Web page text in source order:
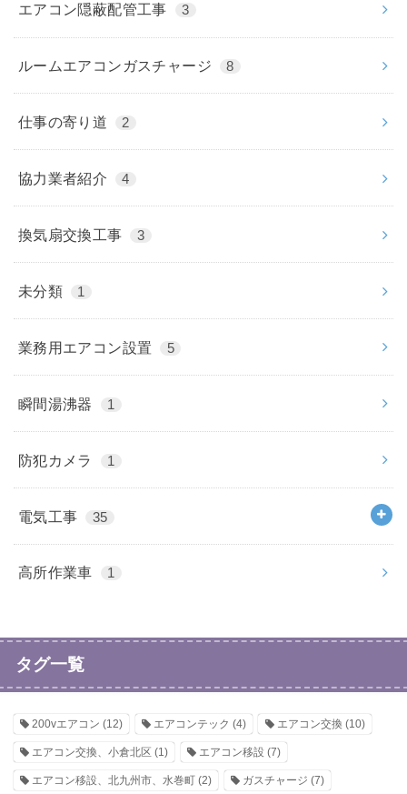
エアコン隠蔽配管工事 3
ルームエアコンガスチャージ 8
仕事の寄り道 2
協力業者紹介 4
換気扇交換工事 3
未分類 1
業務用エアコン設置 5
瞬間湯沸器 1
防犯カメラ 1
電気工事 35
高所作業車 1
タグ一覧
200vエアコン (12) エアコンテック (4) エアコン交換 (10)
エアコン交換、小倉北区 (1) エアコン移設 (7)
エアコン移設、北九州市、水巻町 (2) ガスチャージ (7)